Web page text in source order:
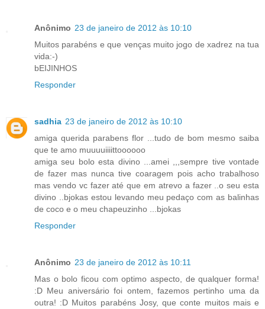
Anônimo 23 de janeiro de 2012 às 10:10
Muitos parabéns e que venças muito jogo de xadrez na tua
vida:-)
bEIJINHOS
Responder
sadhia 23 de janeiro de 2012 às 10:10
amiga querida parabens flor ...tudo de bom mesmo saiba
que te amo muuuuiiiittoooooo
amiga seu bolo esta divino ...amei ,,,sempre tive vontade
de fazer mas nunca tive coaragem pois acho trabalhoso
mas vendo vc fazer até que em atrevo a fazer ..o seu esta
divino ..bjokas estou levando meu pedaço com as balinhas
de coco e o meu chapeuzinho ...bjokas
Responder
Anônimo 23 de janeiro de 2012 às 10:11
Mas o bolo ficou com optimo aspecto, de qualquer forma!
:D Meu aniversário foi ontem, fazemos pertinho uma da
outra! :D Muitos parabéns Josy, que conte muitos mais e